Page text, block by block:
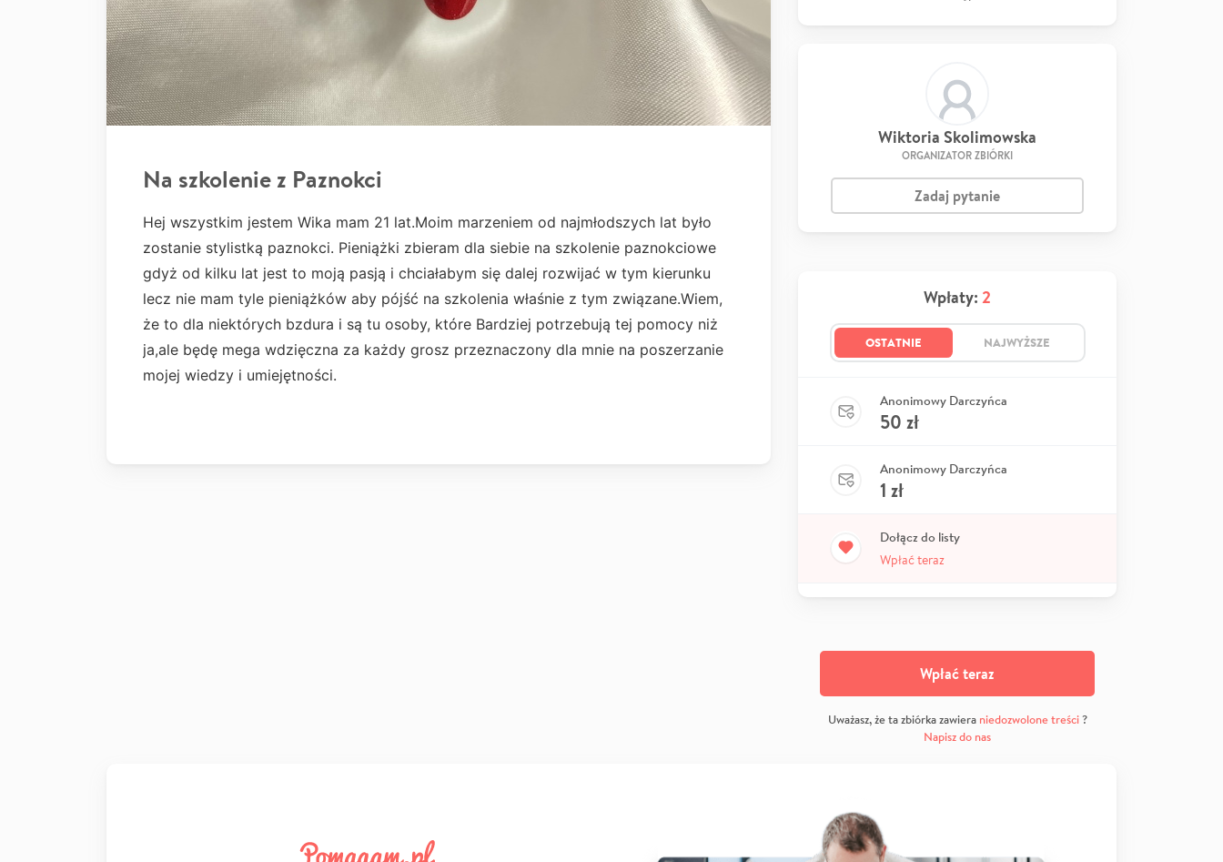
Na szkolenie z Paznokci
Hej wszystkim jestem Wika mam 21 lat.Moim marzeniem od najmłodszych lat było
zostanie stylistką paznokci. Pieniążki zbieram dla siebie na szkolenie paznokciowe
gdyż od kilku lat jest to moją pasją i chciałabym się dalej rozwijać w tym kierunku
lecz nie mam tyle pieniążków aby pójść na szkolenia właśnie z tym związane.Wiem,
że to dla niektórych bzdura i są tu osoby, które Bardziej potrzebują tej pomocy niż
ja,ale będę mega wdzięczna za każdy grosz przeznaczony dla mnie na poszerzanie
mojej wiedzy i umiejętności.
Wiktoria Skolimowska
ORGANIZATOR ZBIÓRKI
Zadaj pytanie
Wpłaty: 2
OSTATNIE NAJWYŻSZE
Anonimowy Darczyńca
50 zł
Anonimowy Darczyńca
1 zł
Dołącz do listy
Wpłać teraz
Wpłać teraz
Uważasz, że ta zbiórka zawiera niedozwolone treści?
Napisz do nas